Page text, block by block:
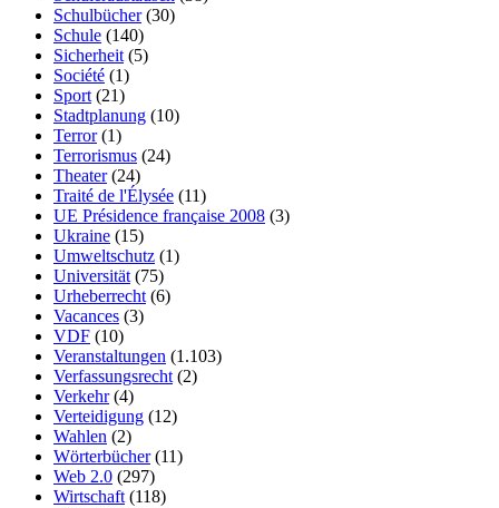
Schulbücher(30)
Schule (140)
Sicherheit (5)
Société (1)
Sport (21)
Stadtplanung (10)
Terror(1)
Terrorismus (24)
Theater(24)
Traité de l'Élysée (11)
UE Présidence française 2008 (3)
Ukraine (15)
Umweltschutz (1)
Universität (75)
Urheberrecht (6)
Vacances (3)
VDF (10)
Veranstaltungen (1.103)
Verfassungsrecht (2)
Verkehr(4)
Verteidigung (12)
Wahlen (2)
Wörterbücher(11)
Web 2.0 (297)
Wirtschaft (118)